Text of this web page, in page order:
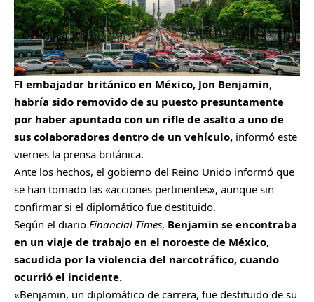
El embajador británico en México, Jon Benjamin,
habría sido removido de su puesto presuntamente
por haber apuntado con un rifle de asalto a uno de
sus colaboradores dentro de un vehículo, informó este
viernes la prensa británica.
Ante los hechos, el gobierno del Reino Unido informó que
se han tomado las «acciones pertinentes», aunque sin
confirmar si el diplomático fue destituido.
Según el diario Financial Times, Benjamin se encontraba
en un viaje de trabajo en el noroeste de México,
sacudida por la violencia del narcotráfico, cuando
ocurrió el incidente.
«Benjamin, un diplomático de carrera, fue destituido de su